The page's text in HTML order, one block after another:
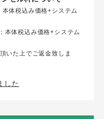
体税込み価格+システム
本体税込み価格+システム
いた上でご返金致しま
した